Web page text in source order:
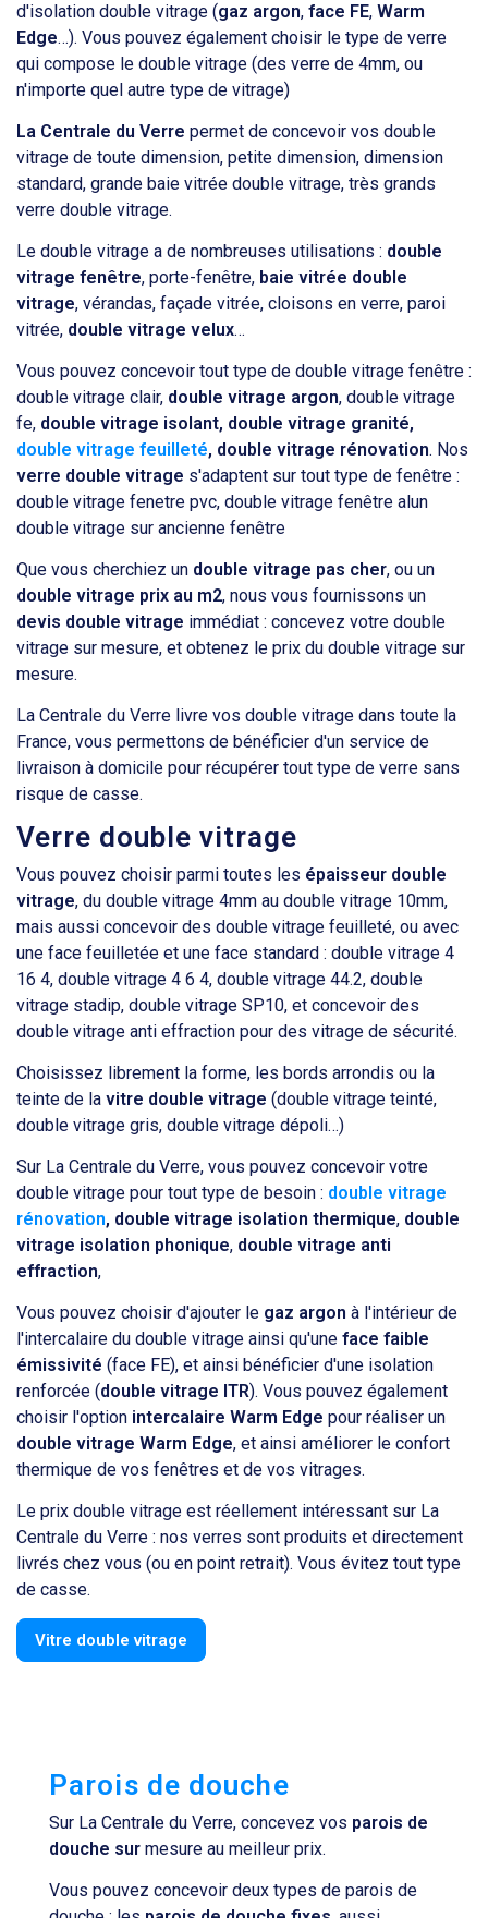
d'isolation double vitrage (gaz argon, face FE, Warm
Edge…). Vous pouvez également choisir le type de verre
qui compose le double vitrage (des verre de 4mm, ou
n'importe quel autre type de vitrage)
La Centrale du Verre permet de concevoir vos double
vitrage de toute dimension, petite dimension, dimension
standard, grande baie vitrée double vitrage, très grands
verre double vitrage.
Le double vitrage a de nombreuses utilisations : double
vitrage fenêtre, porte-fenêtre, baie vitrée double
vitrage, vérandas, façade vitrée, cloisons en verre, paroi
vitrée, double vitrage velux…
Vous pouvez concevoir tout type de double vitrage fenêtre :
double vitrage clair, double vitrage argon, double vitrage
fe, double vitrage isolant, double vitrage granité,
double vitrage feuilleté, double vitrage rénovation. Nos
verre double vitrage s'adaptent sur tout type de fenêtre :
double vitrage fenetre pvc, double vitrage fenêtre alun
double vitrage sur ancienne fenêtre
Que vous cherchiez un double vitrage pas cher, ou un
double vitrage prix au m2, nous vous fournissons un
devis double vitrage immédiat : concevez votre double
vitrage sur mesure, et obtenez le prix du double vitrage sur
mesure.
La Centrale du Verre livre vos double vitrage dans toute la
France, vous permettons de bénéficier d'un service de
livraison à domicile pour récupérer tout type de verre sans
risque de casse.
Verre double vitrage
Vous pouvez choisir parmi toutes les épaisseur double
vitrage, du double vitrage 4mm au double vitrage 10mm,
mais aussi concevoir des double vitrage feuilleté, ou avec
une face feuilletée et une face standard : double vitrage 4
16 4, double vitrage 4 6 4, double vitrage 44.2, double
vitrage stadip, double vitrage SP10, et concevoir des
double vitrage anti effraction pour des vitrage de sécurité.
Choisissez librement la forme, les bords arrondis ou la
teinte de la vitre double vitrage (double vitrage teinté,
double vitrage gris, double vitrage dépoli…)
Sur La Centrale du Verre, vous pouvez concevoir votre
double vitrage pour tout type de besoin : double vitrage
rénovation, double vitrage isolation thermique, double
vitrage isolation phonique, double vitrage anti
effraction,
Vous pouvez choisir d'ajouter le gaz argon à l'intérieur de
l'intercalaire du double vitrage ainsi qu'une face faible
émissivité (face FE), et ainsi bénéficier d'une isolation
renforcée (double vitrage ITR). Vous pouvez également
choisir l'option intercalaire Warm Edge pour réaliser un
double vitrage Warm Edge, et ainsi améliorer le confort
thermique de vos fenêtres et de vos vitrages.
Le prix double vitrage est réellement intéressant sur La
Centrale du Verre : nos verres sont produits et directement
livrés chez vous (ou en point retrait). Vous évitez tout type
de casse.
Vitre double vitrage
Parois de douche
Sur La Centrale du Verre, concevez vos parois de
douche sur mesure au meilleur prix.
Vous pouvez concevoir deux types de parois de